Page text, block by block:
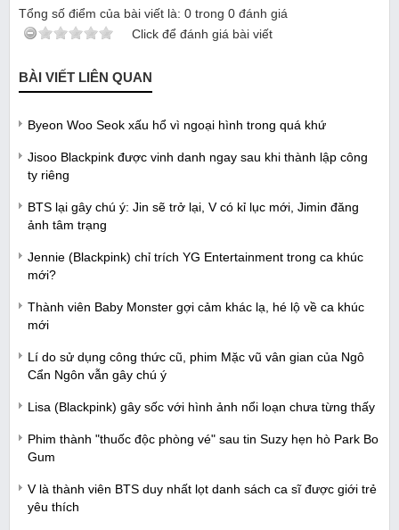
Tổng số điểm của bài viết là: 0 trong 0 đánh giá
Click để đánh giá bài viết
BÀI VIẾT LIÊN QUAN
Byeon Woo Seok xấu hổ vì ngoại hình trong quá khứ
Jisoo Blackpink được vinh danh ngay sau khi thành lập công
ty riêng
BTS lại gây chú ý: Jin sẽ trở lại, V có kỉ lục mới, Jimin đăng
ảnh tâm trạng
Jennie (Blackpink) chỉ trích YG Entertainment trong ca khúc
mới?
Thành viên Baby Monster gợi cảm khác lạ, hé lộ về ca khúc
mới
Lí do sử dụng công thức cũ, phim Mặc vũ vân gian của Ngô
Cẩn Ngôn vẫn gây chú ý
Lisa (Blackpink) gây sốc với hình ảnh nổi loạn chưa từng thấy
Phim thành "thuốc độc phòng vé" sau tin Suzy hẹn hò Park Bo
Gum
V là thành viên BTS duy nhất lọt danh sách ca sĩ được giới trẻ
yêu thích